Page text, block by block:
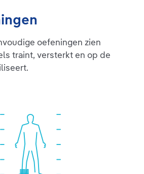
oefeningen zien
traint, versterkt en op de